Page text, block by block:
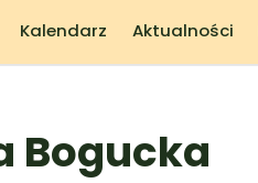
Kalendarz Aktualności
Bogucka